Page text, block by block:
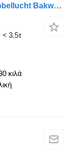
IVECO Daily 35C16 3.0L Laadklep Dubbellucht Bakwagen Airco Cruise D'Ho
< 3.5τ
κιλά